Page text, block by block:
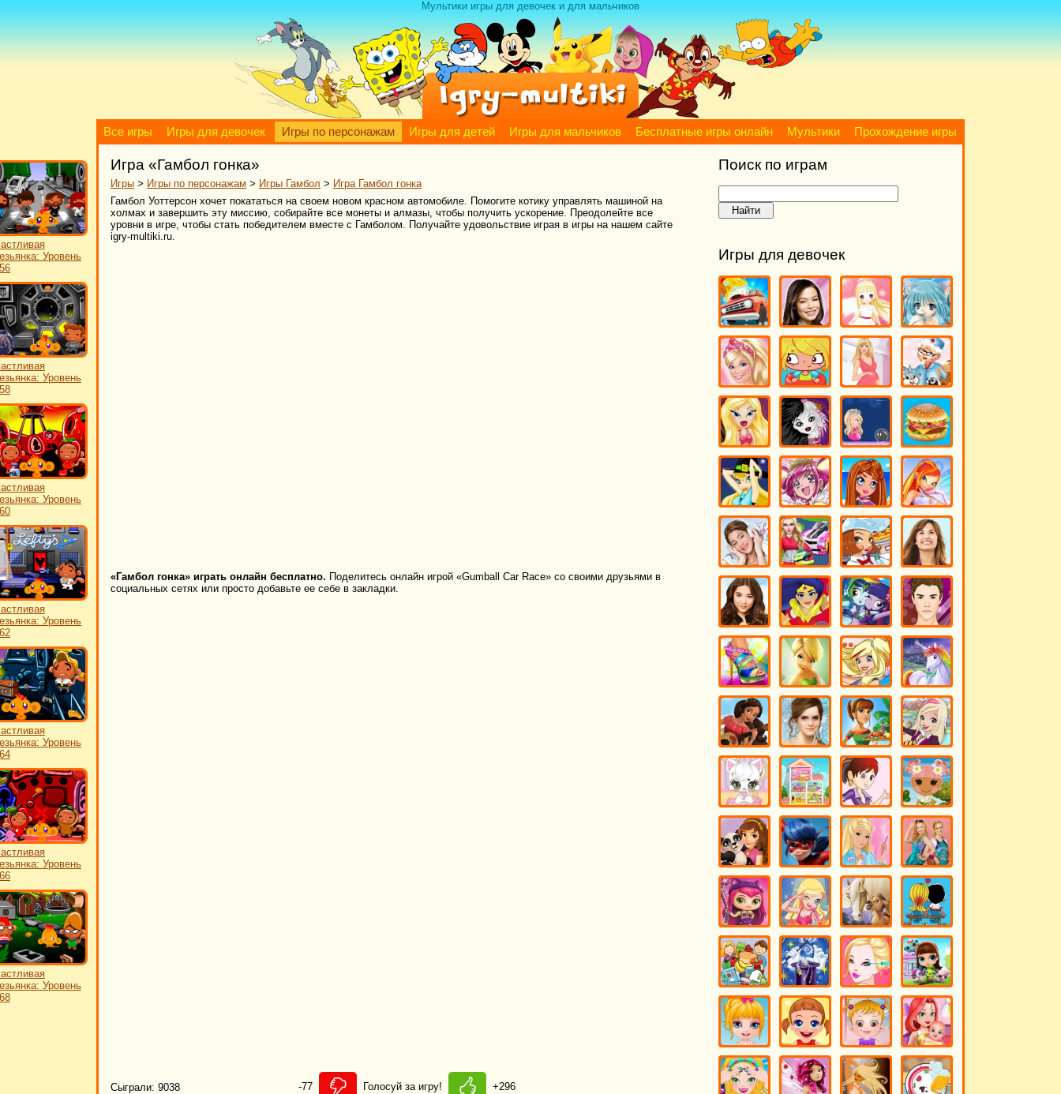
Мультики игры для девочек и для мальчиков
Все игры Игры для девочек Игры по персонажам Игры для детей Игры для мальчиков Бесплатные игры онлайн Мультики Прохождение игры
Уровень
Уровень
Уровень
Уровень
Уровень
Уровень
Уровень
Игра «Гамбол гонка»
Игры > Игры по персонажам > Игры Гамбол > Игра Гамбол гонка
Гамбол Уоттерсон хочет покататься на своем новом красном автомобиле. Помогите котику управлять машиной на
холмах и завершить эту миссию, собирайте все монеты и алмазы, чтобы получить ускорение. Преодолейте все
уровни в игре, чтобы стать победителем вместе с Гамболом. Получайте удовольствие играя в игры на нашем сайте
igry-multiki.ru.
«Гамбол гонка» играть онлайн бесплатно. Поделитесь онлайн игрой «Gumball Car Race» со своими друзьями в
социальных сетях или просто добавьте ее себе в закладки.
Сыграли: 9038 -77 Голосуй за игру! +296
Поиск по играм
Игры для девочек